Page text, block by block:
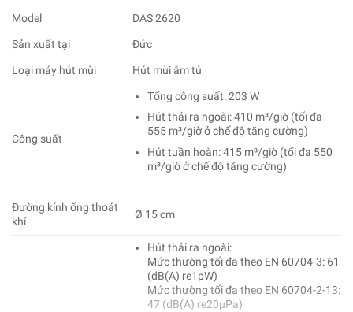
Model
DAS 2620
Sản xuất tại
Đức
Loại máy hút mùi
Hút mùi âm tủ
Công suất
Tổng công suất: 203 W
Hút thải ra ngoài: 410 m³/giờ (tối đa
555 m³/giờ ở chế độ tăng cường)
Hút tuần hoàn: 415 m³/giờ (tối đa 550
m³/giờ ở chế độ tăng cường)
Đường kính ống thoát
khí
Ø 15 cm
Hút thải ra ngoài:
Mức thường tối đa theo EN 60704-3: 61
(dB(A) re1pW)
Mức thường tối đa theo EN 60704-2-13:
47 (dB(A) re20µPa)